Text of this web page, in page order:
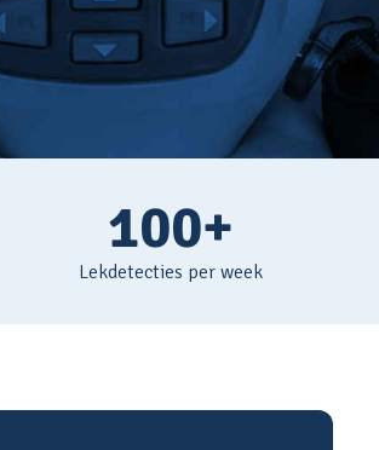
100+
Lekdetecties per week